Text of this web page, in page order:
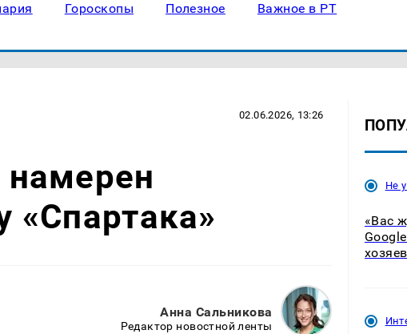
Гороскопы Полезное Важное в РТ
02.06.2026, 13:26
намерен
«Спартака»
Анна Сальникова
Редактор новостной ленты
Не
«Вас